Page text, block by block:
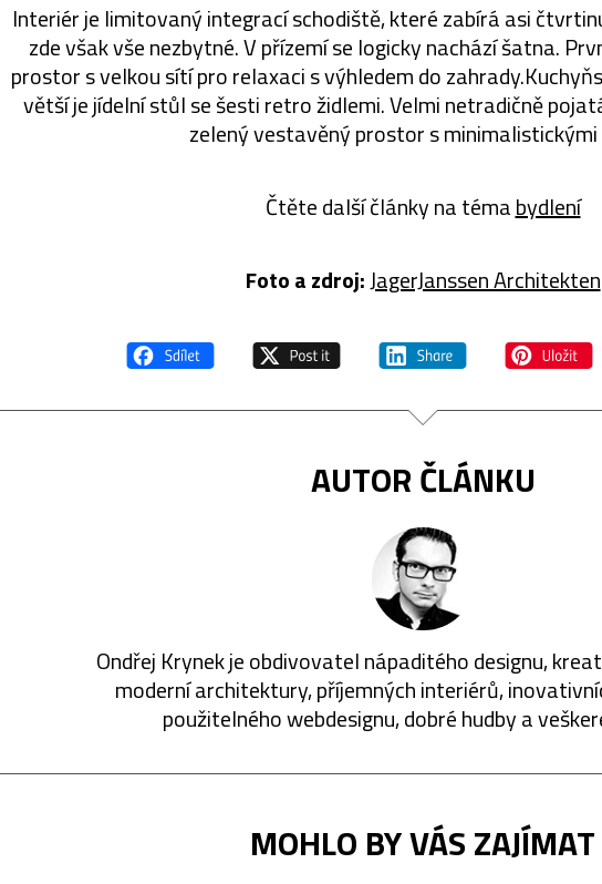
Interiér je limitovaný integrací schodiště, které zabírá asi
zde však vše nezbytné. V přízemí se logicky nachází šatna.
prostor s velkou sítí pro relaxaci s výhledem do
větší je jídelní stůl se šesti retro židlemi. Velmi netradičně
zelený vestavěný prostor s
Čtěte další články na témabydlení
Foto a zdroj:JagerJanssen Architekten
AUTOR ČLÁNKU
Ondřej Krynek je obdivovatel nápaditého designu,
moderní architektury, příjemných interiérů,
použitelného webdesignu, dobré hudby a
MOHLO BY VÁS ZAJÍMAT